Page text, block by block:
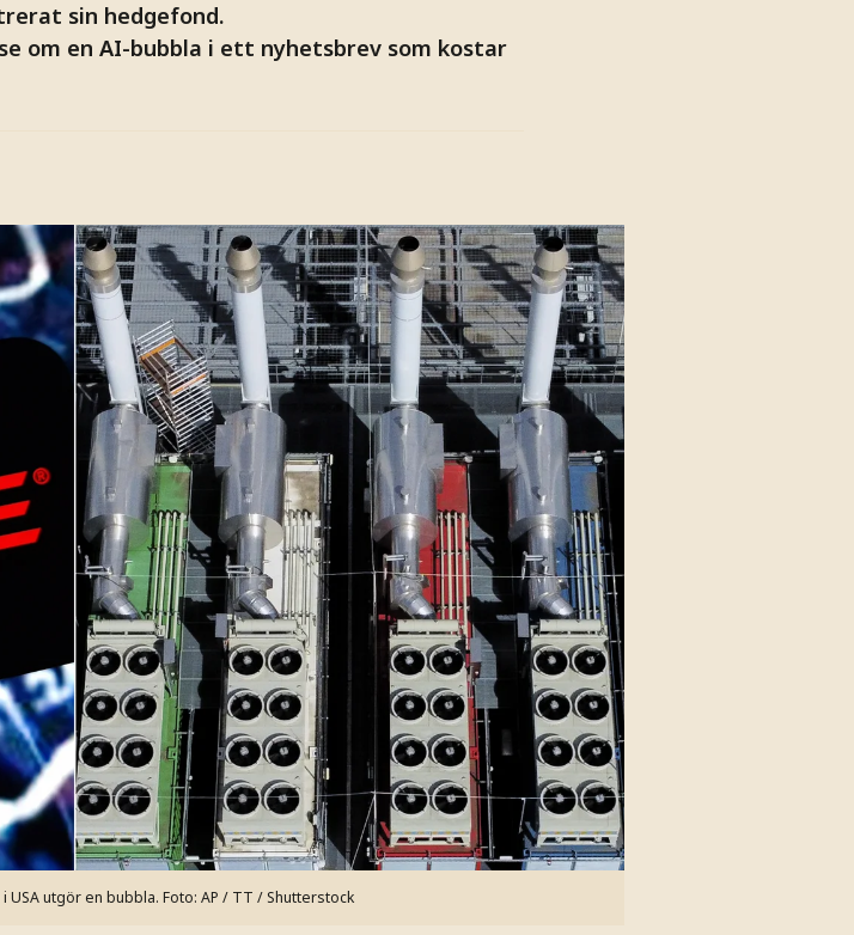
sin hedgefond.
om en AI-bubbla i ett nyhetsbrev som kostar
USA utgör en bubbla. Foto: AP / TT / Shutterstock